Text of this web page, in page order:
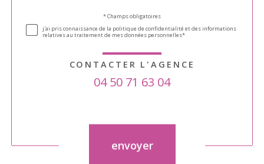
* Champs obligatoires
j'ai pris connaissance de la politique de confidentialité et des informations
relatives au traitement de mes données personnelles*
CONTACTER L'AGENCE
04 50 71 63 04
envoyer